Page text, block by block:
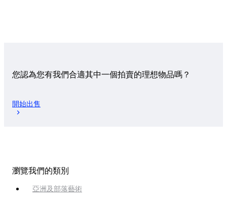
您認為您有我們合適其中一個拍賣的理想物品嗎？
開始出售
瀏覽我們的類別
亞洲及部落藝術